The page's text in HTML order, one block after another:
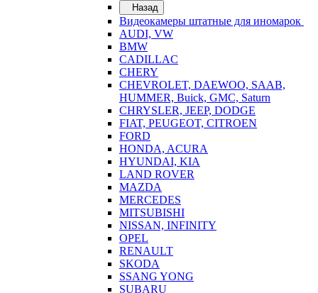
Назад
Видеокамеры штатные для иномарок
AUDI, VW
BMW
CADILLAC
CHERY
CHEVROLET, DAEWOO, SAAB,
HUMMER, Buick, GMC, Saturn
CHRYSLER, JEEP, DODGE
FIAT, PEUGEOT, CITROEN
FORD
HONDA, ACURA
HYUNDAI, KIA
LAND ROVER
MAZDA
MERCEDES
MITSUBISHI
NISSAN, INFINITY
OPEL
RENAULT
SKODA
SSANG YONG
SUBARU